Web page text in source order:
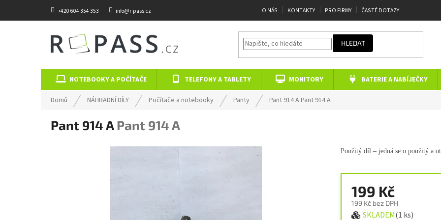
+420 604 354 353 info@r-pass.cz O NÁS KONTAKTY PRO FIRMY ČASTÉ DOTAZY
HLEDAT
NOTEBOOKY A POČÍTAČE TELEFONY A TABLETY MONITORY BATERIE A NABÍJEČKY
Domů NÁHRADNÍ DÍLY Počítače a notebooky Panty Pant 914 APant 914 A
Pant 914 APant 914 A
199 Kč
199 Kč bez DPH
Měrná cena:
SKLADEM(1 ks)
Použitý díl – jedná se o použitý a